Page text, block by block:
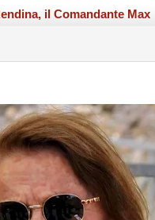
il Comandante Max